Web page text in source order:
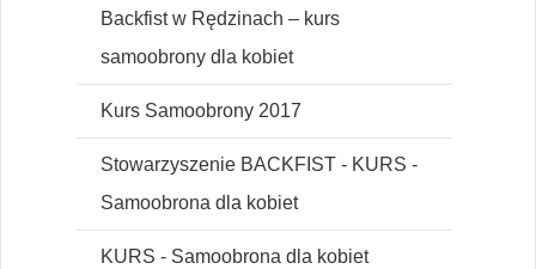
Backfist w Rędzinach – kurs
samoobrony dla kobiet
Kurs Samoobrony 2017
Stowarzyszenie BACKFIST - KURS -
Samoobrona dla kobiet
KURS - Samoobrona dla kobiet